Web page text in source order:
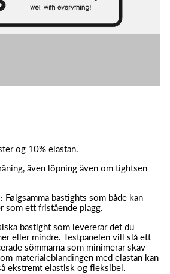
og 10% elastan.
även löpning även om tightsen
Følgsamma bastights som både kan
som ett fristående plagg.
bastight som levererar det du
eller mindre. Testpanelen vill slå ett
sömmarna som minimerar skav
materialeblandingen med elastan kan
ekstremt elastisk og fleksibel.